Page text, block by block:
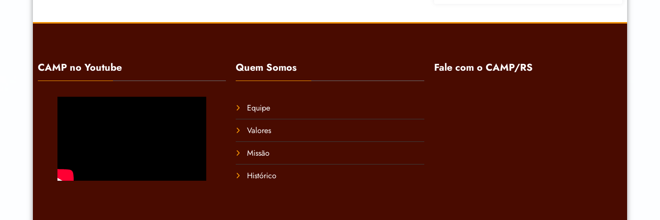
CAMP no Youtube Quem Somos
Equipe
Valores
Missão
Histórico
Fale com o CAMP/RS